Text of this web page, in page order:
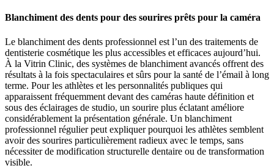
Blanchiment des dents pour des sourires prêts pour la caméra
Le blanchiment des dents professionnel est l’un des traitements de
dentisterie cosmétique les plus accessibles et efficaces aujourd’hui.
À la Vitrin Clinic, des systèmes de blanchiment avancés offrent des
résultats à la fois spectaculaires et sûrs pour la santé de l’émail à long
terme. Pour les athlètes et les personnalités publiques qui
apparaissent fréquemment devant des caméras haute définition et
sous des éclairages de studio, un sourire plus éclatant améliore
considérablement la présentation générale. Un blanchiment
professionnel régulier peut expliquer pourquoi les athlètes semblent
avoir des sourires particulièrement radieux avec le temps, sans
nécessiter de modification structurelle dentaire ou de transformation
visible.